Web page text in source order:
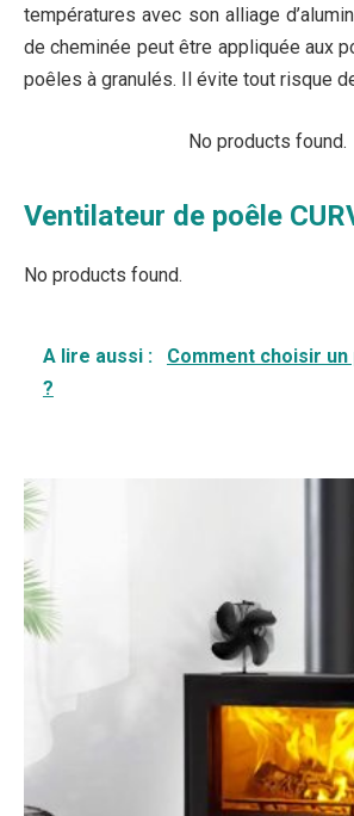
températures avec son alliage
de cheminée peut être appliquée aux
poêles à granulés. Il évite tout risque
No products found.
Ventilateur de poêle
No products found.
A lire aussi :
Comment choisir
?